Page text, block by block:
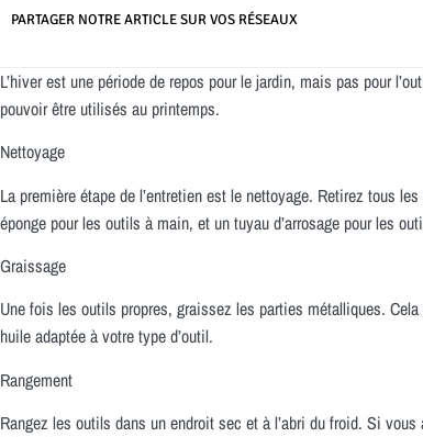
PARTAGER NOTRE ARTICLE SUR VOS RÉSEAUX
L’hiver est une période de repos pour le jardin, mais pas pour
pouvoir être utilisés au printemps.
Nettoyage
La première étape de l’entretien est le nettoyage. Retirez tous
éponge pour les outils à main, et un tuyau d’arrosage pour les
Graissage
Une fois les outils propres, graissez les parties métalliques.
huile adaptée à votre type d’outil.
Rangement
Rangez les outils dans un endroit sec et à l’abri du froid. Si